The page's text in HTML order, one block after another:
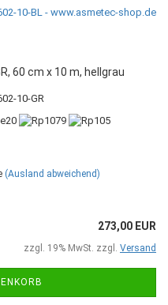
60 cm x 10 m, hellgrau
10-GR
(Ausland abweichend)
273,00 EUR
zzgl. 19% MwSt. zzgl. Versand